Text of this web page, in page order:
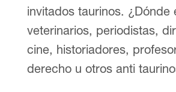
invitados taurinos. ¿Dónde
veterinarios, periodistas,
cine, historiadores,
derecho u otros anti